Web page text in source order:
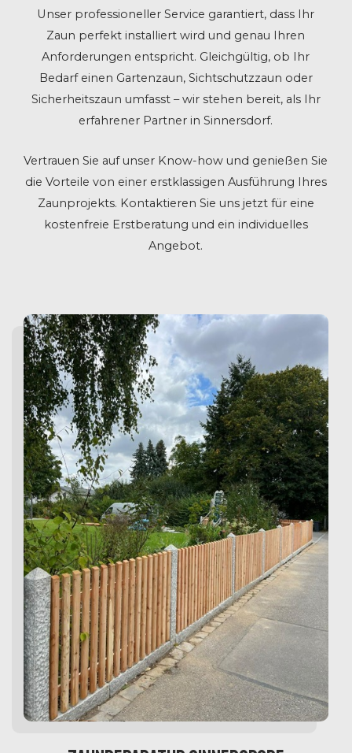
Unser professioneller Service garantiert, dass Ihr
Zaun perfekt installiert wird und genau Ihren
Anforderungen entspricht. Gleichgültig, ob Ihr
Bedarf einen Gartenzaun, Sichtschutzzaun oder
Sicherheitszaun umfasst – wir stehen bereit, als Ihr
erfahrener Partner in Sinnersdorf.
Vertrauen Sie auf unser Know-how und genießen Sie
die Vorteile von einer erstklassigen Ausführung Ihres
Zaunprojekts. Kontaktieren Sie uns jetzt für eine
kostenfreie Erstberatung und ein individuelles
Angebot.